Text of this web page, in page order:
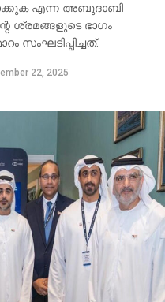
എന്ന അബുദാബി
ശ്രമങ്ങളുടെ ഭാഗം
സംഘടിപ്പിച്ചത്.
22, 2025